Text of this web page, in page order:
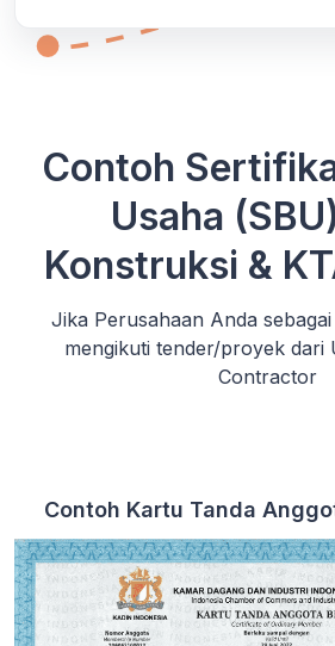
Contoh
Usaha
Konstruksi &
Jika Perusahaan Anda
mengikuti tender/proyek dari
Contractor
Contoh Kartu Tanda